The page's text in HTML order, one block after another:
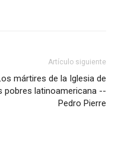
Artículo siguiente
mártires de la Iglesia de
pobres latinoamericana --
Pedro Pierre